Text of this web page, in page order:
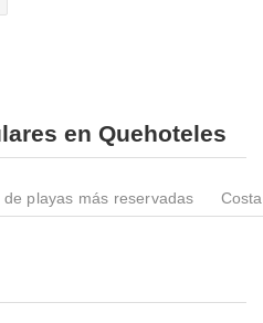
en Quehoteles
de playas más reservadas